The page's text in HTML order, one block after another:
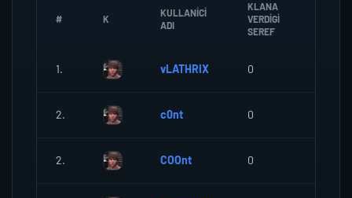
# K
KULLANICI
ADI
KLANA
VERDIGI
SEREF
1. vLATHRIX 0
2. c0nt 0
2. COOnt 0